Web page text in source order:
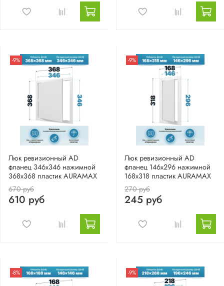
-9%
Люк ревизионный AD
фланец 346х346 нажимной
368х368 пластик AURAMAX
670 руб
610 руб
-9%
Люк ревизионный AD
фланец 146х296 нажимной
168х318 пластик AURAMAX
270 руб
245 руб
-8% -9%